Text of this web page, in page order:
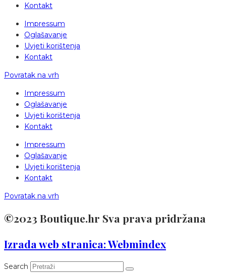
Kontakt
Impressum
Oglašavanje
Uvjeti korištenja
Kontakt
Povratak na vrh
Impressum
Oglašavanje
Uvjeti korištenja
Kontakt
Impressum
Oglašavanje
Uvjeti korištenja
Kontakt
Povratak na vrh
©2023 Boutique.hr Sva prava pridržana
Izrada web stranica: Webmindex
Search